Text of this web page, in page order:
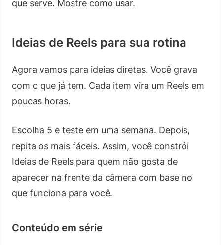
que serve. Mostre como usar.
Ideias de Reels para sua rotina
Agora vamos para ideias diretas. Você grava
com o que já tem. Cada item vira um Reels em
poucas horas.
Escolha 5 e teste em uma semana. Depois,
repita os mais fáceis. Assim, você constrói
Ideias de Reels para quem não gosta de
aparecer na frente da câmera com base no
que funciona para você.
Conteúdo em série